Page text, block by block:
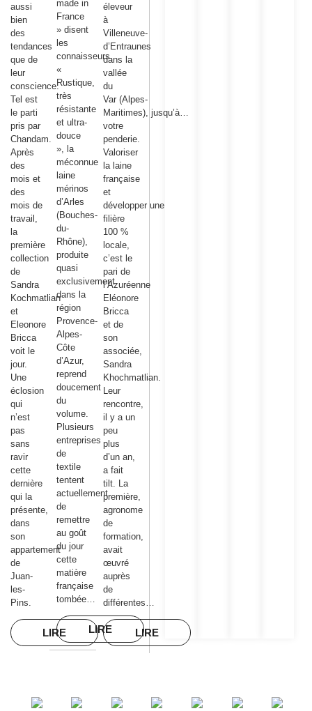
aussi
bien
des
tendances
que de
leur
conscience.
Tel est
le parti
pris par
Chandam.
Après
des
mois et
des
mois de
travail,
la
première
collection
de
Sandra
Kochmatlian
et
Eleonore
Bricca
voit le
jour.
Une
éclosion
qui
n’est
pas
sans
ravir
cette
dernière
qui la
présente,
dans
son
appartement
de
Juan-
les-
Pins.
LIRE
made in
France
» disent
les
connaisseurs.
«
Rustique,
très
résistante
et ultra-
douce
», la
méconnue
laine
mérinos
d’Arles
(Bouches-
du-
Rhône),
produite
quasi
exclusivement
dans la
région
Provence-
Alpes-
Côte
d’Azur,
reprend
doucement
du
volume.
Plusieurs
entreprises
de
textile
tentent
actuellement
de
remettre
au goût
du jour
cette
matière
française
tombée…
LIRE
éleveur
à
Villeneuve-
d’Entraunes
dans la
vallée
du
Var (Alpes-
Maritimes), jusqu’à…
votre
penderie.
Valoriser
la laine
française
et
développer une
filière
100 %
locale,
c’est le
pari de
l’Azuréenne
Eléonore
Bricca
et de
son
associée,
Sandra
Khochmatlian.
Leur
rencontre,
il y a un
peu
plus
d’un an,
a fait
tilt. La
première,
agronome
de
formation,
avait
œuvré
auprès
de
différentes…
LIRE